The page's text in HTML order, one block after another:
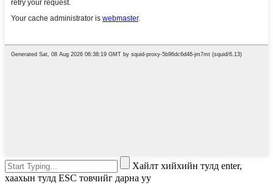
Хайлт хийхийн тулд enter,
хаахын тулд ESC товчийг дарна уу